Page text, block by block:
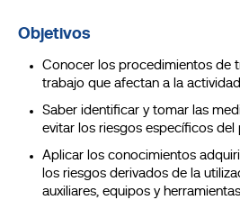
Objetivos
Conocer los procedimientos de
trabajo que afectan a la
Saber identificar y tomar las
evitar los riesgos específicos del
Aplicar los conocimientos
los riesgos derivados de la
auxiliares, equipos y